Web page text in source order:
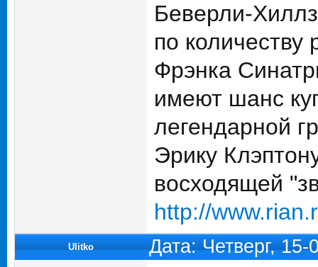
Беверли-
по
Фрэнка
имеют шанс
легендарной
Эрику
восходящей
http://
Ulitko Дата: Четверг,